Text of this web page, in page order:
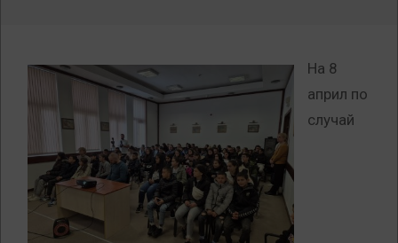
На 8
април по
случай